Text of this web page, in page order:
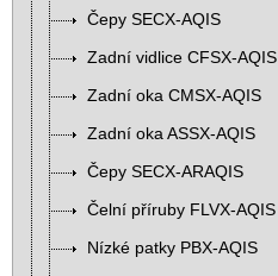
Čepy SECX-AQIS
Zadní vidlice CFSX-AQIS
Zadní oka CMSX-AQIS
Zadní oka ASSX-AQIS
Čepy SECX-ARAQIS
Čelní příruby FLVX-AQIS
Nízké patky PBX-AQIS